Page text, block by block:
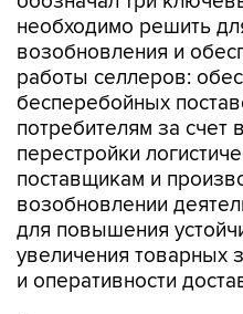
необходимо решить
возобновления и
работы селлеров:
бесперебойных
потребителям за счет
перестройки
поставщикам и
возобновлении
для повышения
увеличения товарных
и оперативности